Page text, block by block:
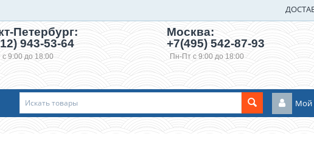
Петербург:
943-53-64
с 9:00 до 18:00
Москва:
+7(495)542-87-93
Пн-Пт с 9:00 до 18:00
Мой